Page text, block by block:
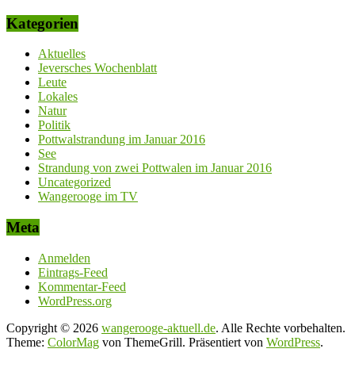
Kategorien
Aktuelles
Jeversches Wochenblatt
Leute
Lokales
Natur
Politik
Pottwalstrandung im Januar 2016
See
Strandung von zwei Pottwalen im Januar 2016
Uncategorized
Wangerooge im TV
Meta
Anmelden
Eintrags-Feed
Kommentar-Feed
WordPress.org
Copyright © 2026 wangerooge-aktuell.de. Alle Rechte vorbehalten.
Theme: ColorMag von ThemeGrill. Präsentiert von WordPress.